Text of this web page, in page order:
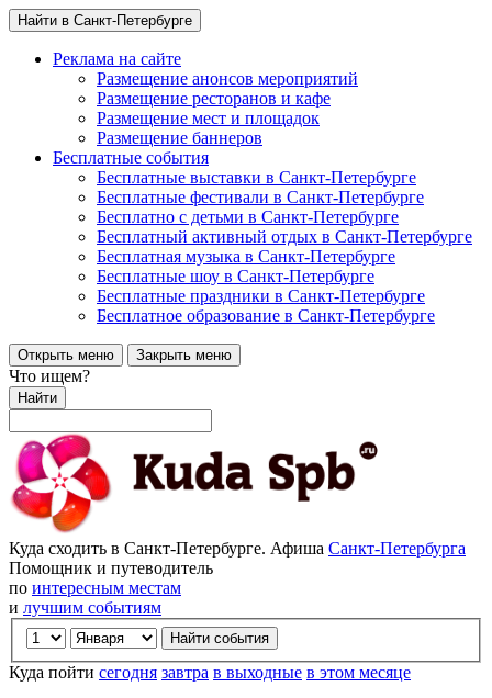
Найти в Санкт-Петербурге
Реклама на сайте
Размещение анонсов мероприятий
Размещение ресторанов и кафе
Размещение мест и площадок
Размещение баннеров
Бесплатные события
Бесплатные выставки в Санкт-Петербурге
Бесплатные фестивали в Санкт-Петербурге
Бесплатно с детьми в Санкт-Петербурге
Бесплатный активный отдых в Санкт-Петербурге
Бесплатная музыка в Санкт-Петербурге
Бесплатные шоу в Санкт-Петербурге
Бесплатные праздники в Санкт-Петербурге
Бесплатное образование в Санкт-Петербурге
Открыть меню Закрыть меню
Что ищем?
Найти
Куда сходить в Санкт-Петербурге. Афиша Санкт-Петербурга
Помощник и путеводитель
по интересным местам
и лучшим событиям
Куда пойти сегодня завтра в выходные в этом месяце